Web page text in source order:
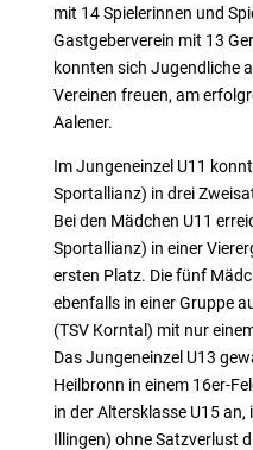
mit 14 Spielerinnen und
Gastgeberverein mit 13
konnten sich Jugendliche
Vereinen freuen, am
Aalener.
Im Jungeneinzel U11
Sportallianz) in drei
Bei den Mädchen U11
Sportallianz) in einer
ersten Platz. Die fünf
ebenfalls in einer Gruppe
(TSV Korntal) mit nur
Das Jungeneinzel U13
Heilbronn in einem 16er-
in der Altersklasse U15
Illingen) ohne Satzverlust